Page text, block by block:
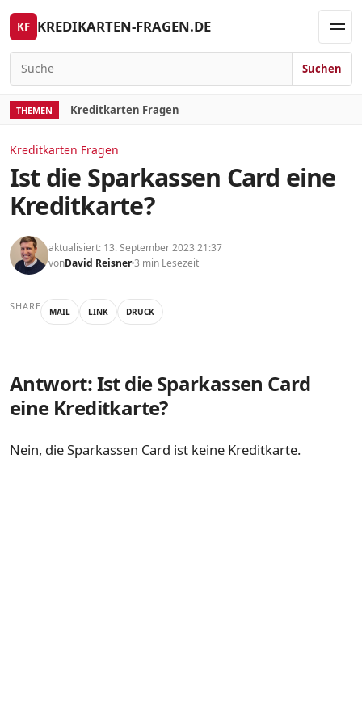
Skip to content
KF KREDIKARTEN-FRAGEN.DE
Search for:
Suchen
THEMEN Kreditkarten Fragen
Kreditkarten Fragen
Ist die Sparkassen Card eine
Kreditkarte?
aktualisiert: 13. September 2023 21:37
vonDavid Reisner3 min Lesezeit
SHARE MAIL LINK DRUCK
Antwort: Ist die Sparkassen Card
eine Kreditkarte?
Nein, die Sparkassen Card ist keine Kreditkarte.